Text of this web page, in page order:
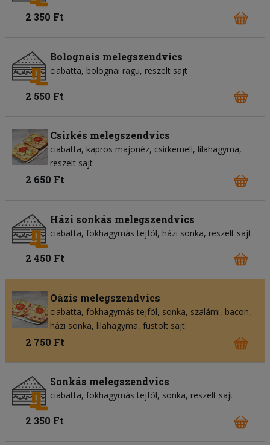
2 350 Ft
Bolognais melegszendvics
ciabatta bolognai ragu reszelt sajt
2 550 Ft
Csirkés melegszendvics
ciabatta kapros majonéz csirkemell lilahagyma
reszelt sajt
2 650 Ft
Házi sonkás melegszendvics
ciabatta fokhagymás tejföl házi sonka reszelt sajt
2 450 Ft
Oázis melegszendvics
ciabatta fokhagymás tejföl sonka szalámi bacon
házi sonka lilahagyma füstölt sajt
2 750 Ft
Sonkás melegszendvics
ciabatta fokhagymás tejföl sonka reszelt sajt
2 350 Ft